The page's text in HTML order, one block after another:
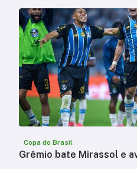
Copa do Brasil
Grêmio bate Mirassol e